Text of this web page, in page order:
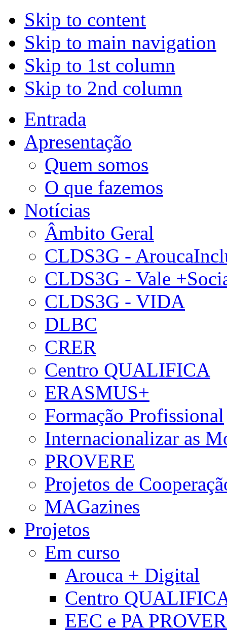
Skip to content
Skip to main navigation
Skip to 1st column
Skip to 2nd column
Entrada
Apresentação
Quem somos
O que fazemos
Notícias
Âmbito Geral
CLDS3G -
CLDS3G - Vale
CLDS3G - VIDA
DLBC
CRER
Centro QUALIFICA
ERASMUS+
Formação Profissional
Internacionalizar as
PROVERE
Projetos de
MAGazines
Projetos
Em curso
Arouca + Digital
Centro
EEC e PA